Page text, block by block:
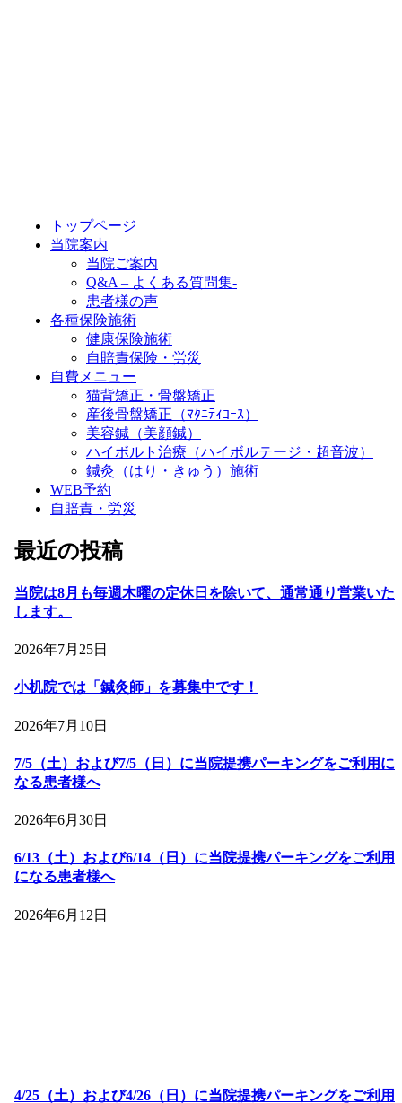
トップページ
当院案内
当院ご案内
Q&A – よくある質問集-
患者様の声
各種保険施術
健康保険施術
自賠責保険・労災
自費メニュー
猫背矯正・骨盤矯正
産後骨盤矯正（ﾏﾀﾆﾃｨｺｰｽ）
美容鍼（美顔鍼）
ハイボルト治療（ハイボルテージ・超音波）
鍼灸（はり・きゅう）施術
WEB予約
自賠責・労災
最近の投稿
当院は8月も毎週木曜の定休日を除いて、通常通り営業いた
します。
2026年7月25日
小机院では「鍼灸師」を募集中です！
2026年7月10日
7/5（土）および7/5（日）に当院提携パーキングをご利用に
なる患者様へ
2026年6月30日
6/13（土）および6/14（日）に当院提携パーキングをご利用
になる患者様へ
2026年6月12日
4/25（土）および4/26（日）に当院提携パーキングをご利用